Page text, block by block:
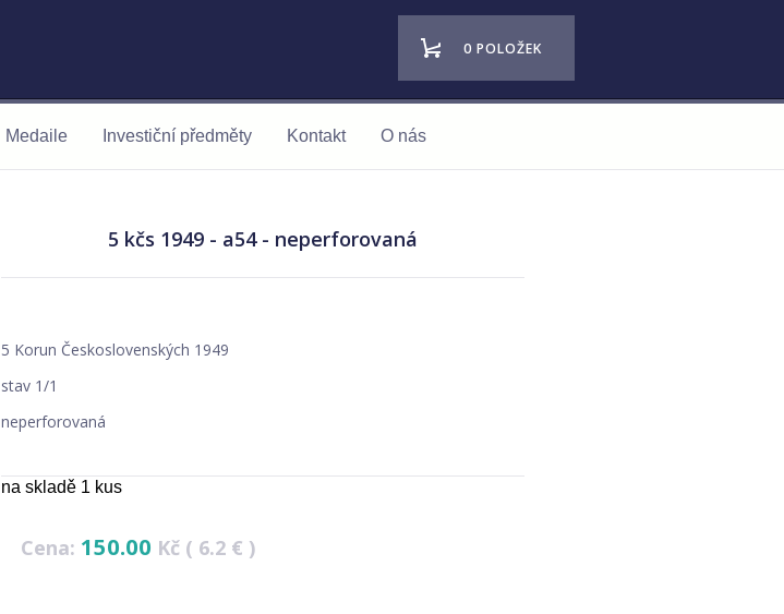
0 POLOŽEK
Medaile Investiční předměty Kontakt O nás
5 kčs 1949 - a54 - neperforovaná
5 Korun Československých 1949
stav 1/1
neperforovaná
na skladě 1 kus
Cena: 150.00 Kč ( 6.2 € )